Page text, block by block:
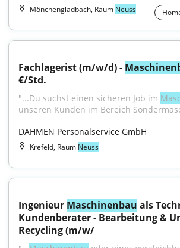
Mönchengladbach, Raum Neuss
Fachlagerist (m/w/d) -
€/Std.
"...Du suchst einen sicheren Job im
unseren Kunden im Bereich
DAHMEN Personalservice GmbH
Krefeld, Raum Neuss
Ingenieur Maschinenbau als
Kundenberater - Bearbeitung &
Recycling (m/w/